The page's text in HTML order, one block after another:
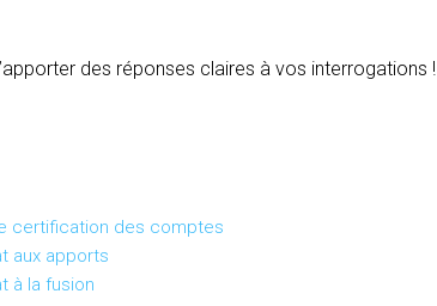
des réponses claires à vos interrogations !
certification des comptes
aux apports
à la fusion